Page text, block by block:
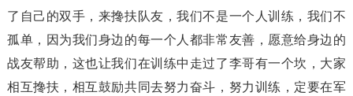
了自己的双手，来搀扶队友，我们不是一个人训练，我们不
孤单，因为我们身边的每一个人都非常友善，愿意给身边的
战友帮助，这也让我们在训练中走过了李哥有一个坎，大家
相互搀扶，相互鼓励共同去努力奋斗，努力训练，定要在军